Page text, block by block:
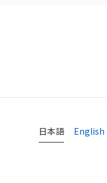
日本語 English